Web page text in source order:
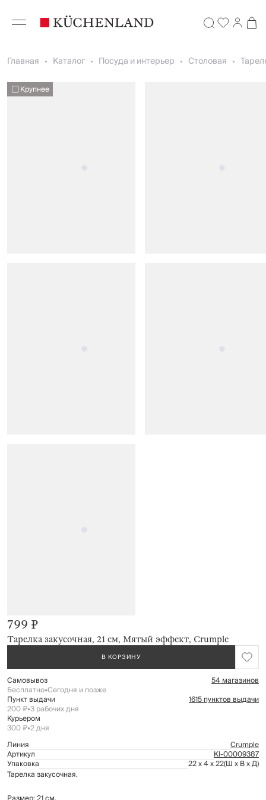
Главная Каталог Посуда и интерьер Столовая
Крупнее
Тарелка закусочная, 21 см, Мятый эффект, Crumple
799 ₽
В КОРЗИНУ
Самовывоз 54 магазинов
Бесплатно•Сегодня и позже
Пункт выдачи 1615 пунктов выдачи
200 ₽•3 рабочих дня
Курьером
300 ₽•2 дня
Линия
Crumple
Артикул Kl-00009387
Упаковка 22 x 4 x 22(Ш x В x Д)
Тарелка закусочная.